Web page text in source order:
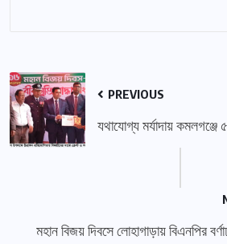
PREVIOUS
যথাযোগ্য মর্যাদায়
মহান বিজয় দিবসে লোহাগাড়ায় বিএনপির